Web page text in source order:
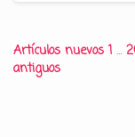
de
Artículos nuevos 1 …
antiguos